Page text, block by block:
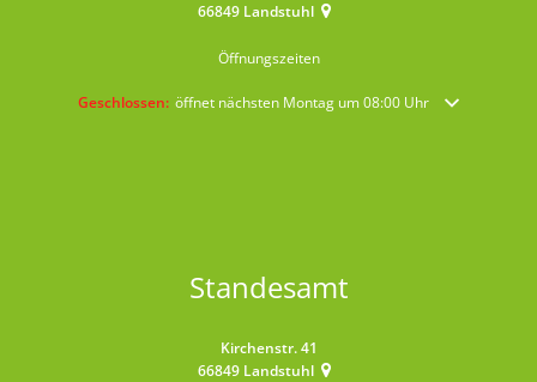
66849 Landstuhl
Öffnungszeiten
Klicken, um weitere Öffnungs- oder Schließzeiten auszublenden
Geschlossen: öffnet nächsten Montag um 08:00 Uhr
Standesamt
Kirchenstr. 41
66849 Landstuhl